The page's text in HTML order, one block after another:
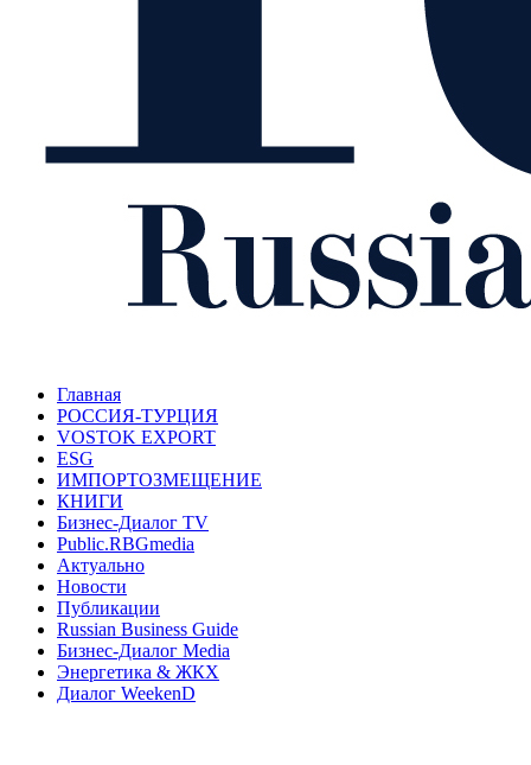
Главная
РОССИЯ-ТУРЦИЯ
VOSTOK EXPORT
ESG
ИМПОРТОЗМЕЩЕНИЕ
КНИГИ
Бизнес-Диалог TV
Public.RBGmedia
Актуально
Новости
Публикации
Russian Business Guide
Бизнес-Диалог Media
Энергетика & ЖКХ
Диалог WeekenD